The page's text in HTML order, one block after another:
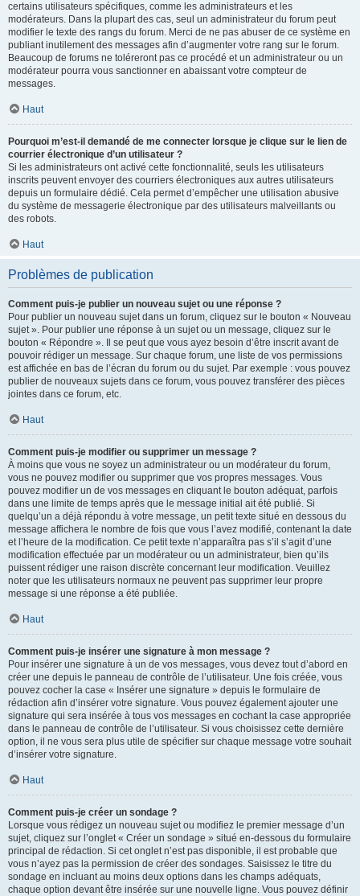
certains utilisateurs spécifiques, comme les administrateurs et les
modérateurs. Dans la plupart des cas, seul un administrateur du forum peut
modifier le texte des rangs du forum. Merci de ne pas abuser de ce système en
publiant inutilement des messages afin d’augmenter votre rang sur le forum.
Beaucoup de forums ne toléreront pas ce procédé et un administrateur ou un
modérateur pourra vous sanctionner en abaissant votre compteur de
messages.
Haut
Pourquoi m’est-il demandé de me connecter lorsque je clique sur le lien de
courrier électronique d’un utilisateur ?
Si les administrateurs ont activé cette fonctionnalité, seuls les utilisateurs
inscrits peuvent envoyer des courriers électroniques aux autres utilisateurs
depuis un formulaire dédié. Cela permet d’empêcher une utilisation abusive
du système de messagerie électronique par des utilisateurs malveillants ou
des robots.
Haut
Problèmes de publication
Comment puis-je publier un nouveau sujet ou une réponse ?
Pour publier un nouveau sujet dans un forum, cliquez sur le bouton « Nouveau
sujet ». Pour publier une réponse à un sujet ou un message, cliquez sur le
bouton « Répondre ». Il se peut que vous ayez besoin d’être inscrit avant de
pouvoir rédiger un message. Sur chaque forum, une liste de vos permissions
est affichée en bas de l’écran du forum ou du sujet. Par exemple : vous pouvez
publier de nouveaux sujets dans ce forum, vous pouvez transférer des pièces
jointes dans ce forum, etc.
Haut
Comment puis-je modifier ou supprimer un message ?
À moins que vous ne soyez un administrateur ou un modérateur du forum,
vous ne pouvez modifier ou supprimer que vos propres messages. Vous
pouvez modifier un de vos messages en cliquant le bouton adéquat, parfois
dans une limite de temps après que le message initial ait été publié. Si
quelqu’un a déjà répondu à votre message, un petit texte situé en dessous du
message affichera le nombre de fois que vous l’avez modifié, contenant la date
et l’heure de la modification. Ce petit texte n’apparaîtra pas s’il s’agit d’une
modification effectuée par un modérateur ou un administrateur, bien qu’ils
puissent rédiger une raison discrète concernant leur modification. Veuillez
noter que les utilisateurs normaux ne peuvent pas supprimer leur propre
message si une réponse a été publiée.
Haut
Comment puis-je insérer une signature à mon message ?
Pour insérer une signature à un de vos messages, vous devez tout d’abord en
créer une depuis le panneau de contrôle de l’utilisateur. Une fois créée, vous
pouvez cocher la case « Insérer une signature » depuis le formulaire de
rédaction afin d’insérer votre signature. Vous pouvez également ajouter une
signature qui sera insérée à tous vos messages en cochant la case appropriée
dans le panneau de contrôle de l’utilisateur. Si vous choisissez cette dernière
option, il ne vous sera plus utile de spécifier sur chaque message votre souhait
d’insérer votre signature.
Haut
Comment puis-je créer un sondage ?
Lorsque vous rédigez un nouveau sujet ou modifiez le premier message d’un
sujet, cliquez sur l’onglet « Créer un sondage » situé en-dessous du formulaire
principal de rédaction. Si cet onglet n’est pas disponible, il est probable que
vous n’ayez pas la permission de créer des sondages. Saisissez le titre du
sondage en incluant au moins deux options dans les champs adéquats,
chaque option devant être insérée sur une nouvelle ligne. Vous pouvez définir